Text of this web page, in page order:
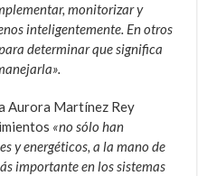
monitorizar y
inteligentemente. En otros
determinar que significa
Aurora Martínez Rey
«no sólo han
y energéticos, a la mano de
importante en los sistemas